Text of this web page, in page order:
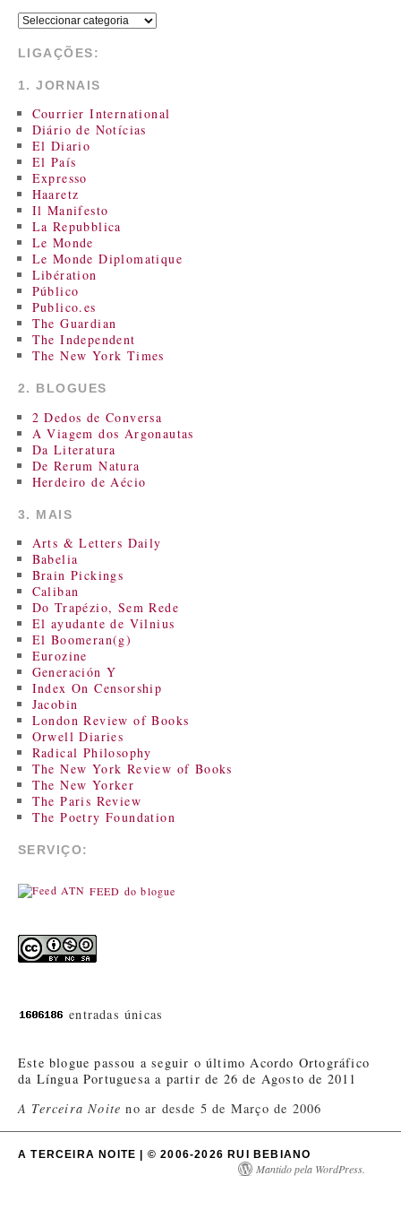
LIGAÇÕES:
1. JORNAIS
Courrier International
Diário de Notícias
El Diario
El País
Expresso
Haaretz
Il Manifesto
La Repubblica
Le Monde
Le Monde Diplomatique
Libération
Público
Publico.es
The Guardian
The Independent
The New York Times
2. BLOGUES
2 Dedos de Conversa
A Viagem dos Argonautas
Da Literatura
De Rerum Natura
Herdeiro de Aécio
3. MAIS
Arts & Letters Daily
Babelia
Brain Pickings
Caliban
Do Trapézio, Sem Rede
El ayudante de Vilnius
El Boomeran(g)
Eurozine
Generación Y
Index On Censorship
Jacobin
London Review of Books
Orwell Diaries
Radical Philosophy
The New York Review of Books
The New Yorker
The Paris Review
The Poetry Foundation
SERVIÇO:
FEED do blogue
entradas únicas
Este blogue passou a seguir o último Acordo Ortográfico
da Língua Portuguesa a partir de 26 de Agosto de 2011
A Terceira Noite no ar desde 5 de Março de 2006
A TERCEIRA NOITE | © 2006-2026 RUI BEBIANO
Mantido pela WordPress.